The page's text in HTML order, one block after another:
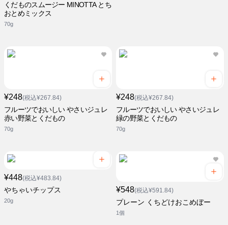
くだものスムージー MINOTTA とち
おとめミックス
70g
¥248(税込¥267.84)
フルーツでおいしい やさいジュレ
赤い野菜とくだもの
70g
¥248(税込¥267.84)
フルーツでおいしい やさいジュレ
緑の野菜とくだもの
70g
¥448(税込¥483.84)
やちゃいチップス
20g
¥548(税込¥591.84)
プレーン くちどけおこめぼー
1個